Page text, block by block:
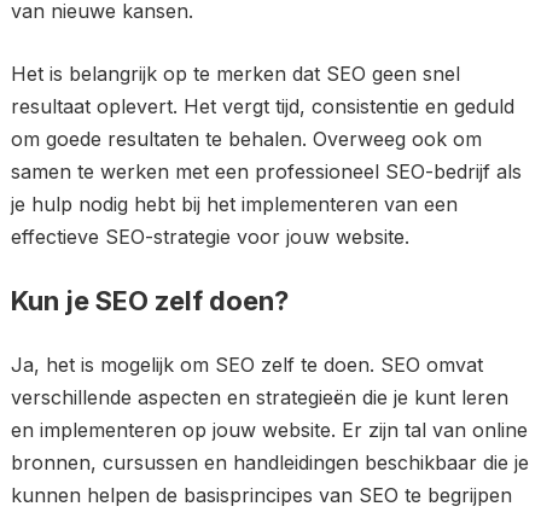
van nieuwe kansen.
Het is belangrijk op te merken dat SEO geen snel
resultaat oplevert. Het vergt tijd, consistentie en geduld
om goede resultaten te behalen. Overweeg ook om
samen te werken met een professioneel SEO-bedrijf als
je hulp nodig hebt bij het implementeren van een
effectieve SEO-strategie voor jouw website.
Kun je SEO zelf doen?
Ja, het is mogelijk om SEO zelf te doen. SEO omvat
verschillende aspecten en strategieën die je kunt leren
en implementeren op jouw website. Er zijn tal van online
bronnen, cursussen en handleidingen beschikbaar die je
kunnen helpen de basisprincipes van SEO te begrijpen